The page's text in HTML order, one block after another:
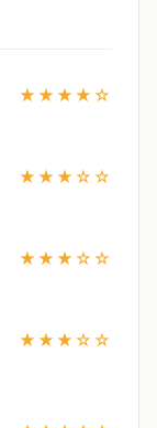
★★★★☆
★★★☆☆
★★★☆☆
★★★☆☆